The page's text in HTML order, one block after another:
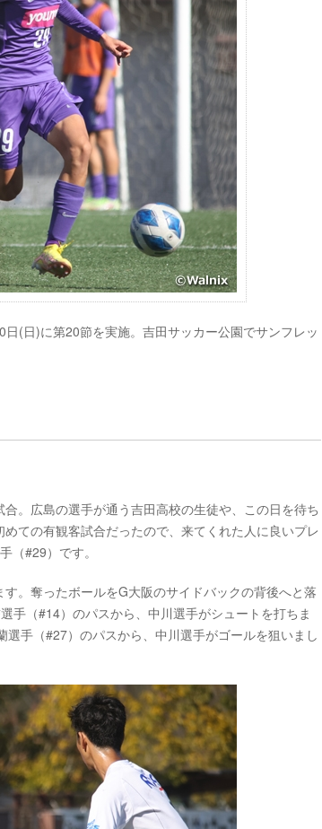
(日)に第20節を実施。吉田サッカー公園でサンフレッ
。広島の選手が通う吉田高校の生徒や、この日を待ち
ての有観客試合だったので、来てくれた人に良いプレ
（#29）です。
。奪ったボールをG大阪のサイドバックの背後へと落
手（#14）のパスから、中川選手がシュートを打ちま
手（#27）のパスから、中川選手がゴールを狙いまし